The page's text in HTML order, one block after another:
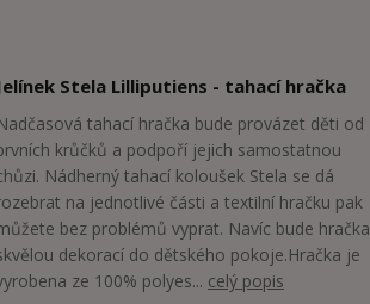
Stela Lilliputiens - tahací hračka
tahací hračka bude provázet děti od
krůčků a podpoří jejich samostatnou
Nádherný tahací koloušek Stela se dá
na jednotlivé části a textilní hračku pak
bez problémů vyprat. Navíc bude hračka
dekorací do dětského pokoje.Hračka je
ze 100% polyes... celý popis